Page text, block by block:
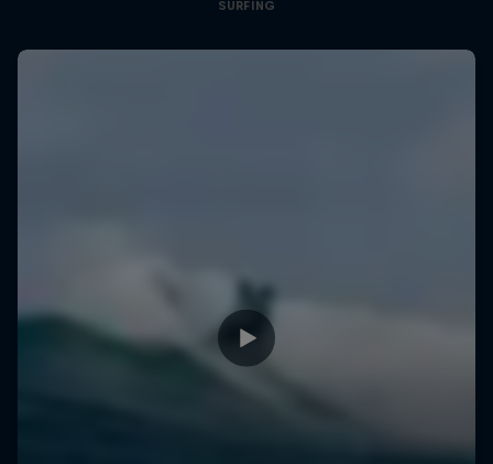
SURFING